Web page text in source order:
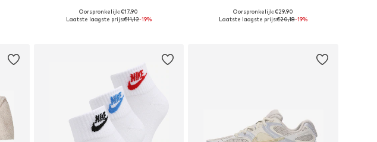
Oorspronkelijk: €17,90
Laatste laagste prijs:€11,12-19%
Beschikbare maten: XS, S, M, XL
Oorspronkelijk: €29,90
Laatste laagste prijs:€20,18-19%